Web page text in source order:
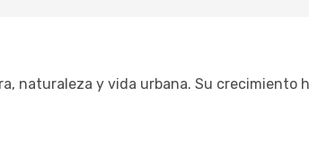
naturaleza y vida urbana. Su crecimiento